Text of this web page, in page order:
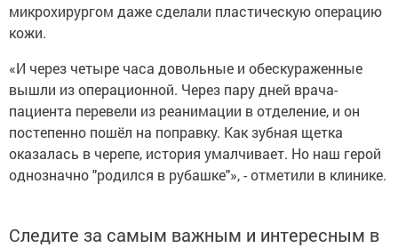
микрохирургом даже сделали пластическую операцию
кожи.
«И через четыре часа довольные и обескураженные
вышли из операционной. Через пару дней врача-
пациента перевели из реанимации в отделение, и он
постепенно пошёл на поправку. Как зубная щетка
оказалась в черепе, история умалчивает. Но наш герой
однозначно "родился в рубашке"», - отметили в клинике.
Следите за самым важным и интересным в